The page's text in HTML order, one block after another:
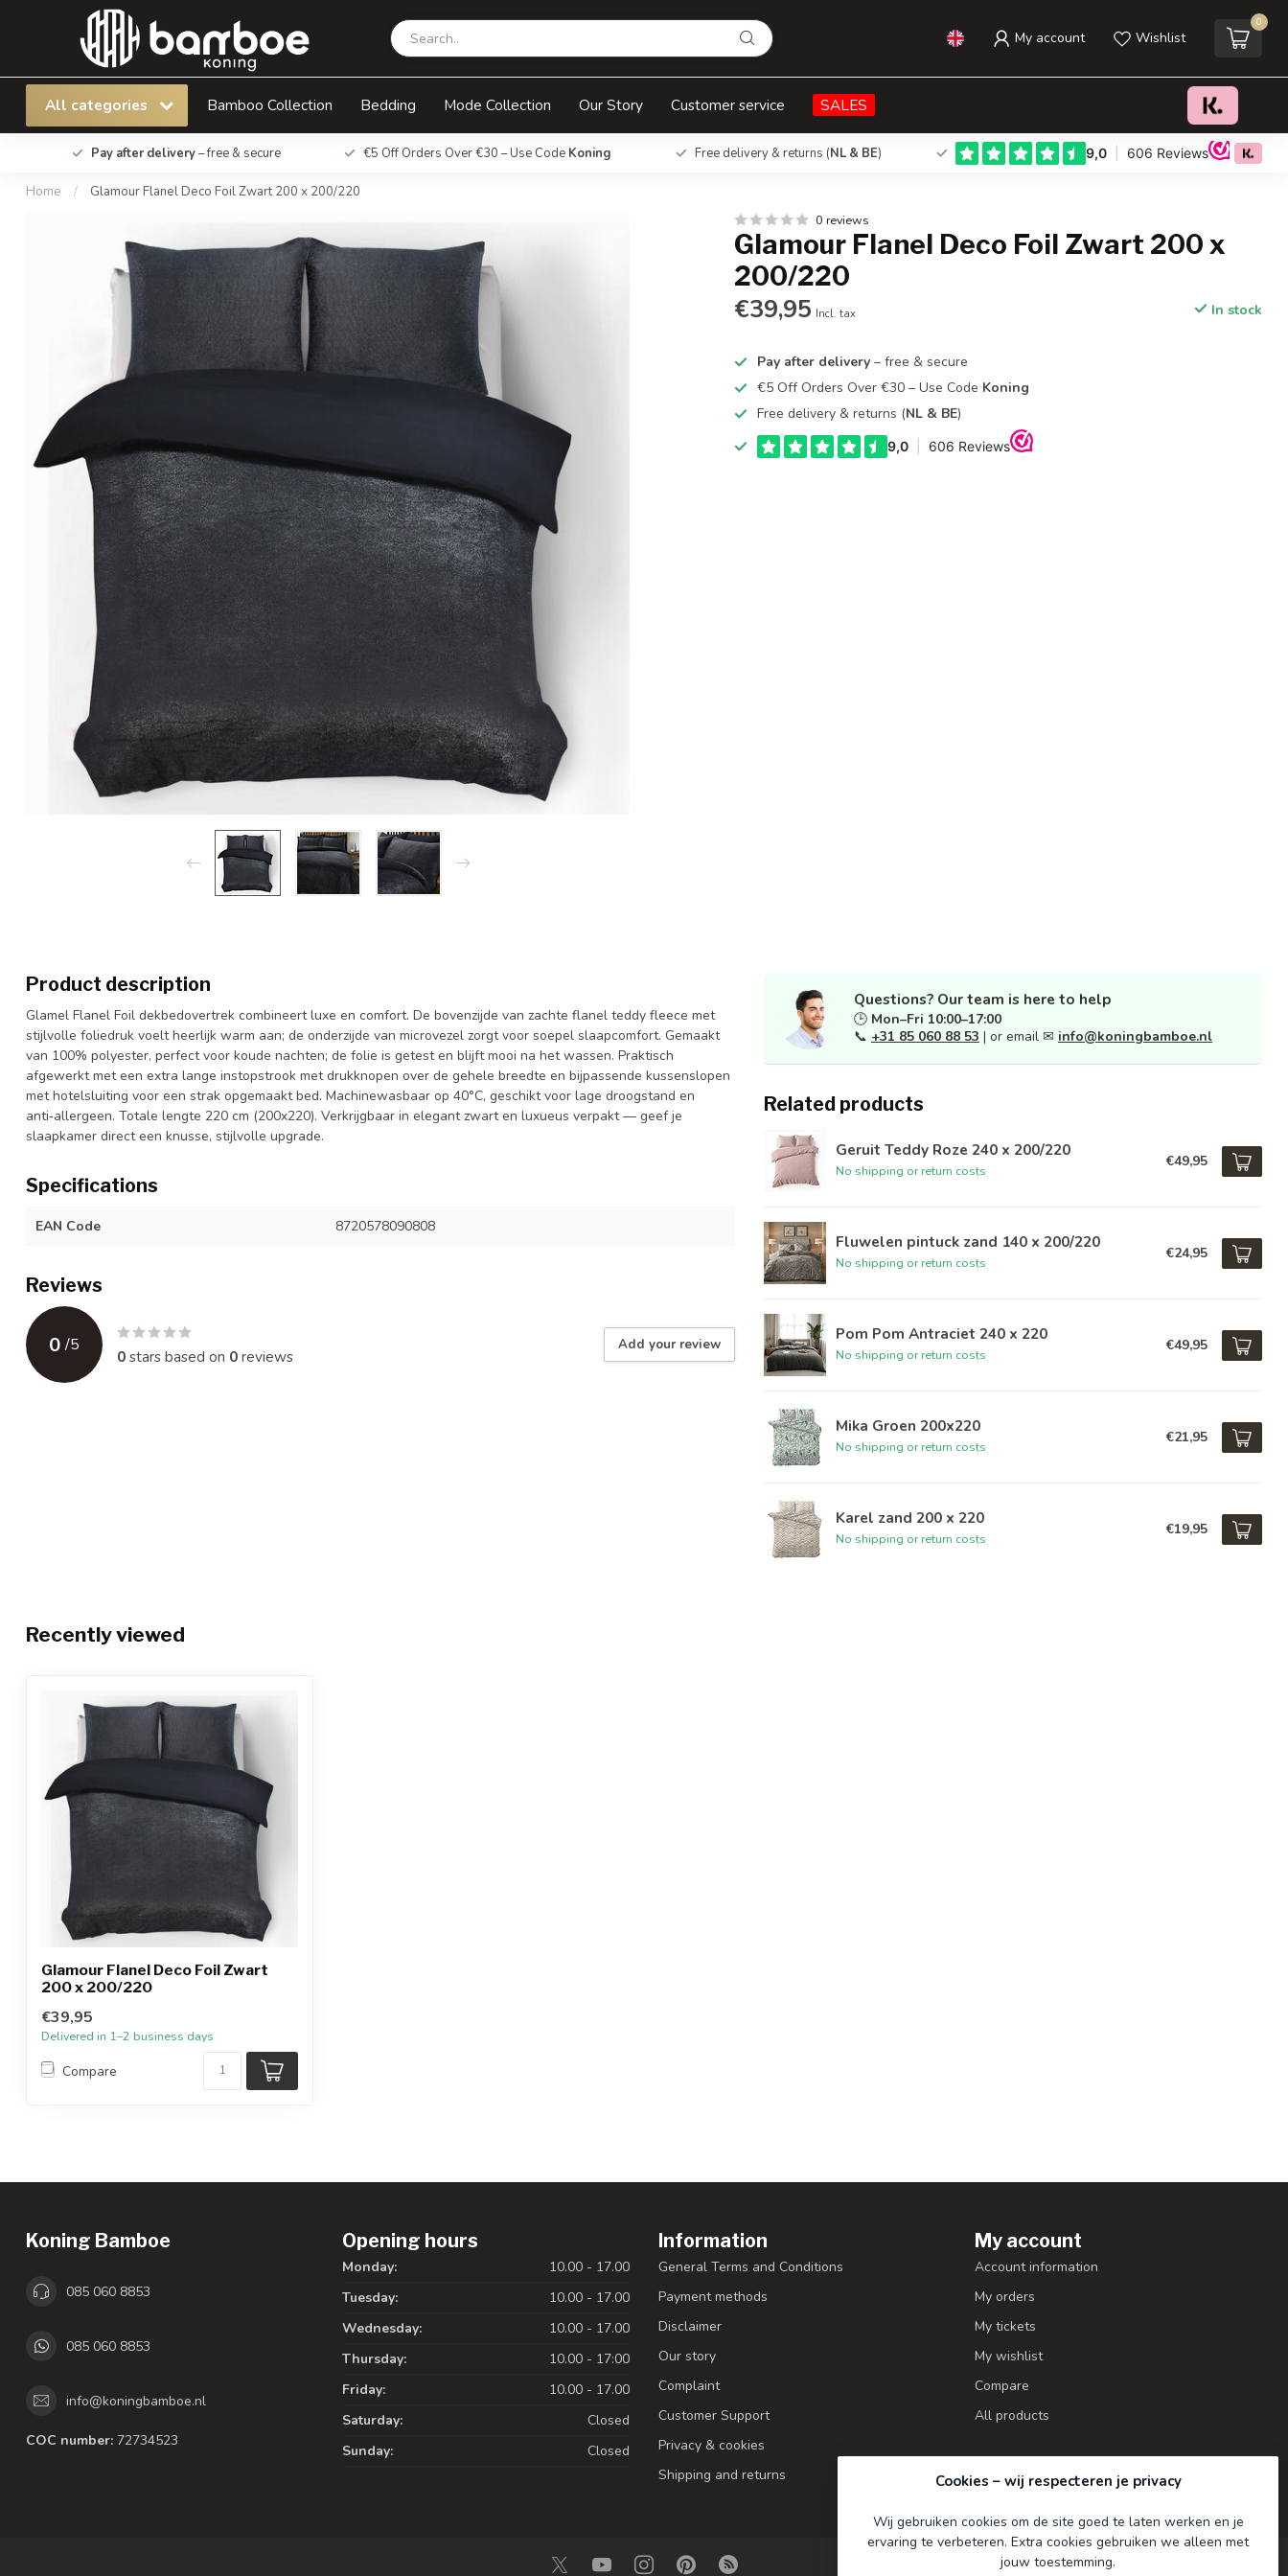
My account Wishlist
0
All categories Bamboo Collection Bedding Mode Collection Our Story Customer service SALES
Pay after delivery– free & secure €5 Off Orders Over €30 – Use Code Koning Free delivery & returns (NL & BE)
Home / Glamour Flanel Deco Foil Zwart 200 x 200/220
Glamour Flanel Deco Foil Zwart 200 x 200/220 Add to cart
0 reviews
Glamour Flanel Deco Foil Zwart 200 x
200/220
€39,95 Incl. tax In stock
Pay after delivery – free & secure
€5 Off Orders Over €30 – Use Code Koning
Free delivery & returns (NL & BE)
Product description
Glamel Flanel Foil dekbedovertrek combineert luxe en comfort. De bovenzijde van zachte flanel teddy fleece met
stijlvolle foliedruk voelt heerlijk warm aan; de onderzijde van microvezel zorgt voor soepel slaapcomfort. Gemaakt
van 100% polyester, perfect voor koude nachten; de folie is getest en blijft mooi na het wassen. Praktisch
afgewerkt met een extra lange instopstrook met drukknopen over de gehele breedte en bijpassende kussenslopen
met hotelsluiting voor een strak opgemaakt bed. Machinewasbaar op 40°C, geschikt voor lage droogstand en
anti‑allergeen. Totale lengte 220 cm (200x220). Verkrijgbaar in elegant zwart en luxueus verpakt — geef je
slaapkamer direct een knusse, stijlvolle upgrade.
Specifications
EAN Code 8720578090808
Reviews
0 /5
0stars based on 0reviews
Add your review
Questions? Our team is here to help
🕒 Mon–Fri 10:00–17:00
📞 +31 85 060 88 53 | or email ✉ info@koningbamboe.nl
Related products
Geruit Teddy Roze 240 x 200/220
No shipping or return costs
€49,95
Fluwelen pintuck zand 140 x 200/220
No shipping or return costs
€24,95
Pom Pom Antraciet 240 x 220
No shipping or return costs
€49,95
Mika Groen 200x220
No shipping or return costs
€21,95
Karel zand 200 x 220
No shipping or return costs
€19,95
Recently viewed
Glamour Flanel Deco Foil Zwart
200 x 200/220
€39,95
Delivered in 1–2 business days
Compare
Koning Bamboe
085 060 8853
085 060 8853
info@koningbamboe.nl
COC number: 72734523
Opening hours
Monday:
10.00 - 17.00
Tuesday:
10.00 - 17.00
Wednesday:
10.00 - 17.00
Thursday:
10.00 - 17:00
Friday:
10.00 - 17.00
Saturday:
Closed
Sunday:
Closed
Information
General Terms and Conditions
Payment methods
Disclaimer
Our story
Complaint
Customer Support
Privacy & cookies
Shipping and returns
My account
Account information
My orders
My tickets
My wishlist
Compare
All products
Cookies – wij respecteren je privacy
Wij gebruiken cookies om de site goed te laten werken en je
ervaring te verbeteren. Extra cookies gebruiken we alleen met
jouw toestemming.